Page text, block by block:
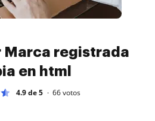
Marca registrada
en html
4.9 de 5 66votos